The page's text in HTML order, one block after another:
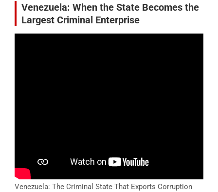
Venezuela: When the State Becomes the
Largest Criminal Enterprise
Venezuela: The Criminal State That Exports Corruption